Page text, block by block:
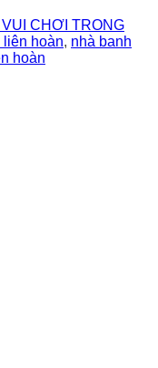
CHƠI TRONG
hoàn, nhà banh
hoàn